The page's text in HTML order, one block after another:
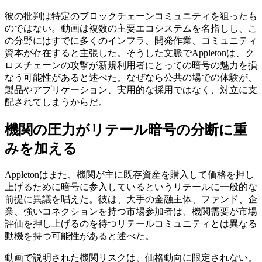
彼の批判は特定のブロックチェーンコミュニティを狙ったも
のではない。動画は複数の主要エコシステムを名指しし、こ
の分野にはすでに多くのインフラ、開発作業、コミュニティ
資本が存在すると主張した。そうした文脈でAppletonは、ク
ロスチェーンの攻撃が新規利用者にとっての暗号の魅力を損
なう可能性があると述べた。なぜなら公共の場での体験が、
製品やアプリケーション、実用的な採用ではなく、対立に支
配されてしまうからだ。
機関の圧力がリテール暗号の分断に重
みを加える
Appletonはまた、機関が主に既存資産を購入して価格を押し
上げるために暗号に参入しているというリテールに一般的な
前提に異議を唱えた。彼は、大手の金融主体、ファンド、企
業、強いコネクションを持つ市場参加者は、機関需要が市場
評価を押し上げるのを待つリテールコミュニティとは異なる
動機を持つ可能性があると述べた。
動画で説明された機関リスクは、価格動向に限定されない。